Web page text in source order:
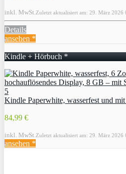
inkl. MwSt. Zuletzt aktualisiert am: 29. März 2026
Details
ansehen *
Kindle + Hörbuch *
Kindle Paperwhite, wasserfest und
84,99 €
inkl. MwSt. Zuletzt aktualisiert am: 29. März 2026
ansehen *